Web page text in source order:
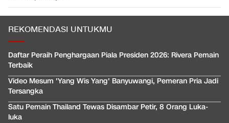
REKOMENDASI UNTUKMU
Daftar Peraih Penghargaan Piala Presiden 2026: Rivera Pemain
Terbaik
Video Mesum 'Yang Wis Yang' Banyuwangi, Pemeran Pria Jadi
Tersangka
Satu Pemain Thailand Tewas Disambar Petir, 8 Orang Luka-
luka